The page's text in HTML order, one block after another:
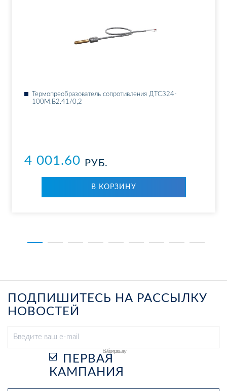
Тер­мо­пре­об­ра­зо­ва­тель со­про­тив­ле­ния ДТ­С324-
100М.В2.41/0,2
4 001.60 РУБ.
В КОР­ЗИ­НУ
ПОДПИШИТЕСЬ НА РАССЫЛКУ
НОВОСТЕЙ
Выберите рассылку
ПЕРВАЯ
КАМПАНИЯ